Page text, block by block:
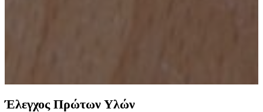
Έλεγχος Πρώτων Υλών